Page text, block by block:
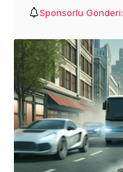
Sponsorlu Gönderi: